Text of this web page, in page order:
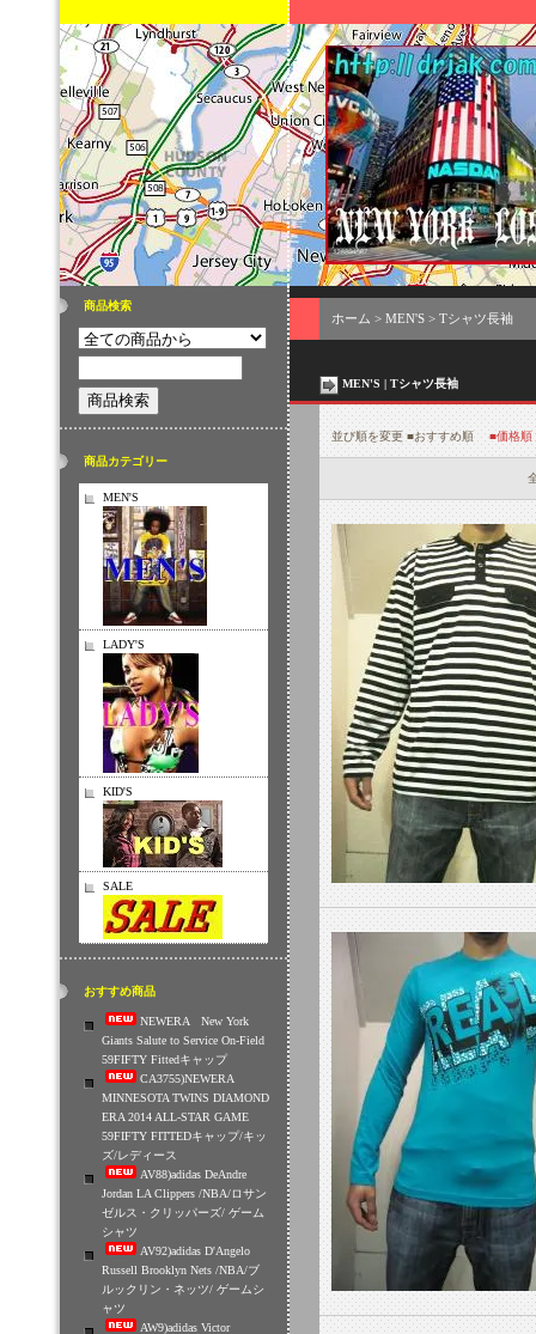
商品検索
商品カテゴリー
MEN'S
LADY'S
KID'S
SALE
おすすめ商品
NEWERA New York
Giants Salute to Service On-Field
59FIFTY Fittedキャップ
CA3755)NEWERA
MINNESOTA TWINS DIAMOND
ERA 2014 ALL-STAR GAME
59FIFTY FITTEDキャップ/キッ
ズ/レディース
AV88)adidas DeAndre
Jordan LA Clippers /NBA/ロサン
ゼルス・クリッパーズ/ ゲーム
シャツ
AV92)adidas D'Angelo
Russell Brooklyn Nets /NBA/ブ
ルックリン・ネッツ/ ゲームシ
ャツ
AW9)adidas Victor
ホーム > MEN'S > Tシャツ長袖
MEN'S | Tシャツ長袖
並び順を変更■おすすめ順 ■価格順